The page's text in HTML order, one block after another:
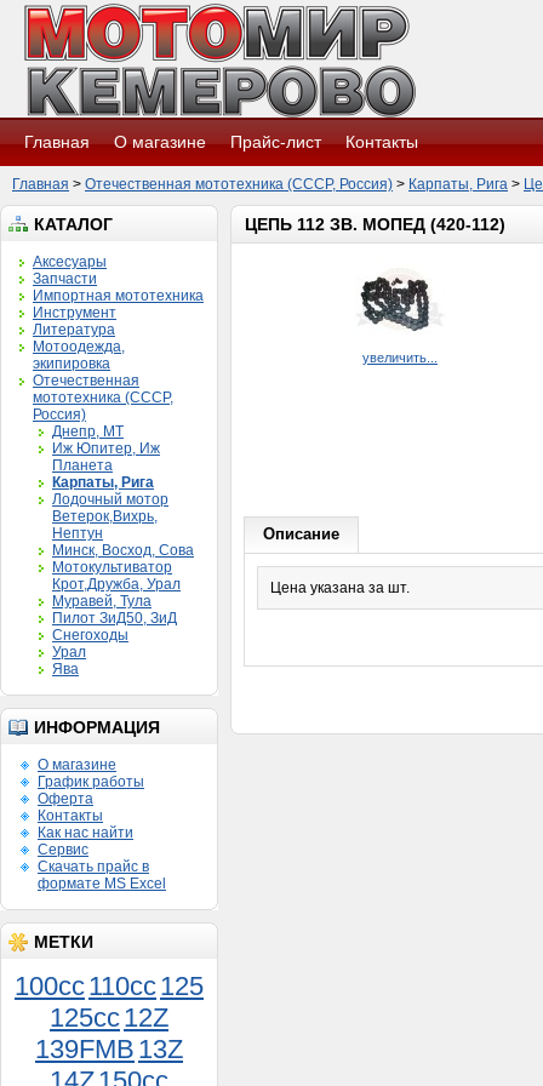
Главная О магазине Прайс-лист Контакты
Главная > Отечественная мототехника (СССР, Россия) > Карпаты, Рига >
КАТАЛОГ
Аксесуары
Запчасти
Импортная мототехника
Инструмент
Литература
Мотоодежда,
экипировка
Отечественная
мототехника (СССР,
Россия)
Днепр, МТ
Иж Юпитер, Иж
Планета
Карпаты, Рига
Лодочный мотор
Ветерок,Вихрь,
Нептун
Минск, Восход, Сова
Мотокультиватор
Крот,Дружба, Урал
Муравей, Тула
Пилот ЗиД50, ЗиД
Снегоходы
Урал
Ява
ИНФОРМАЦИЯ
О магазине
График работы
Оферта
Контакты
Как нас найти
Сервис
Скачать прайс в
формате MS Excel
МЕТКИ
100cc110cc125
125cc12Z
139FMB 13Z
ЦЕПЬ 112 ЗВ. МОПЕД (420-112)
увеличить...
Описание
Цена указана за шт.